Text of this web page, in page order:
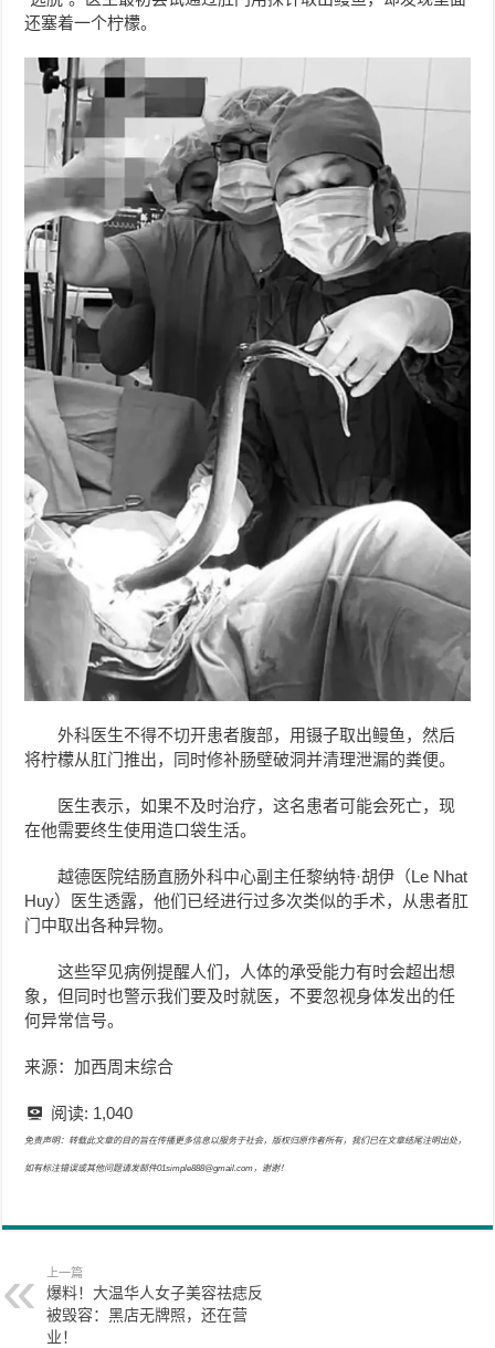
还塞着一个柠檬。
外科医生不得不切开患者腹部，用镊子取出鳗鱼，然后
将柠檬从肛门推出，同时修补肠壁破洞并清理泄漏的粪便。
医生表示，如果不及时治疗，这名患者可能会死亡，现
在他需要终生使用造口袋生活。
越德医院结肠直肠外科中心副主任黎纳特·胡伊（Le Nhat
Huy）医生透露，他们已经进行过多次类似的手术，从患者肛
门中取出各种异物。
这些罕见病例提醒人们，人体的承受能力有时会超出想
象，但同时也警示我们要及时就医，不要忽视身体发出的任
何异常信号。
来源：加西周末综合
阅读: 1,040
免责声明：转载此文章的目的旨在传播更多信息以服务于社会，版权归原作者所有，我们已在文章结尾注明出处，
如有标注错误或其他问题请发邮件01simple888@gmail.com，谢谢！
上一篇
爆料！大温华人女子美容祛痣反
被毁容：黑店无牌照，还在营
业！